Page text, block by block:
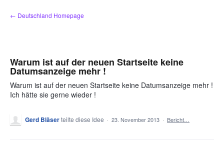
Zum
Inhalt
← Deutschland Homepage
Warum ist auf der neuen Startseite keine
Datumsanzeige mehr !
Warum ist auf der neuen Startseite keine Datumsanzeige mehr !
Ich hätte sie gerne wieder !
Gerd Bläserteilte diese Idee · 23. November 2013 · Bericht…